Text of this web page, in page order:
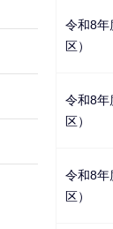
こ
こ
ら
令和8年
区）
令和8年
区）
令和8年
区）